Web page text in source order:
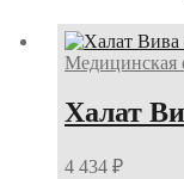
Медицинская
Халат
4 434 ₽